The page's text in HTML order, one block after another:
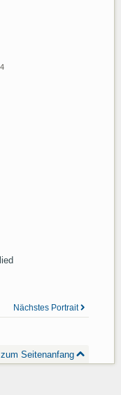
Nächstes Portrait
zum Seitenanfang